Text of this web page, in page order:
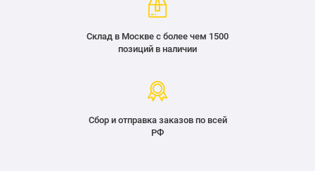
Склад в Москве с более чем 1500
позиций в наличии
Сбор и отправка заказов по всей
РФ